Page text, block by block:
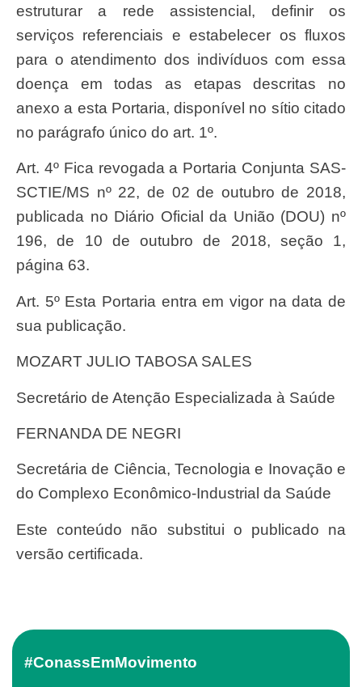
estruturar a rede assistencial, definir os
serviços referenciais e estabelecer os fluxos
para o atendimento dos indivíduos com essa
doença em todas as etapas descritas no
anexo a esta Portaria, disponível no sítio citado
no parágrafo único do art. 1º.
Art. 4º Fica revogada a Portaria Conjunta SAS-
SCTIE/MS nº 22, de 02 de outubro de 2018,
publicada no Diário Oficial da União (DOU) nº
196, de 10 de outubro de 2018, seção 1,
página 63.
Art. 5º Esta Portaria entra em vigor na data de
sua publicação.
MOZART JULIO TABOSA SALES
Secretário de Atenção Especializada à Saúde
FERNANDA DE NEGRI
Secretária de Ciência, Tecnologia e Inovação e
do Complexo Econômico-Industrial da Saúde
Este conteúdo não substitui o publicado na
versão certificada.
#ConassEmMovimento